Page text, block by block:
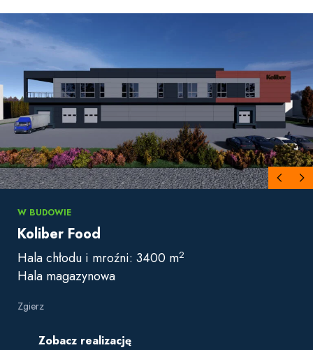
W BUDOWIE
Koliber Food
Hala chłodu i mroźni: 3400 m2
Hala magazynowa
Zgierz
Zobacz realizację